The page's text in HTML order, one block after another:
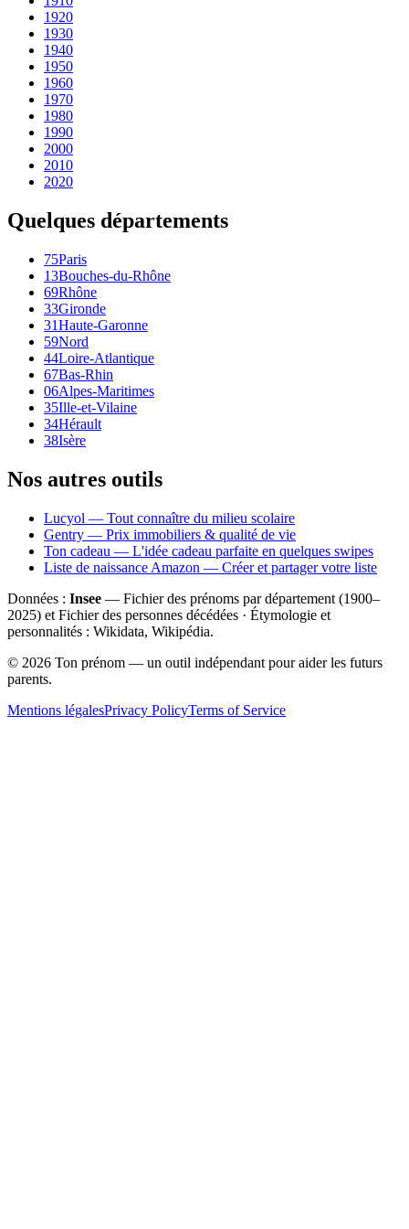
1920
1930
1940
1950
1960
1970
1980
1990
2000
2010
2020
Quelques départements
75Paris
13Bouches-du-Rhône
69Rhône
33Gironde
31Haute-Garonne
59Nord
44Loire-Atlantique
67Bas-Rhin
06Alpes-Maritimes
35Ille-et-Vilaine
34Hérault
38Isère
Nos autres outils
Lucyol — Tout connaître du milieu scolaire
Gentry — Prix immobiliers & qualité de vie
Ton cadeau — L'idée cadeau parfaite en quelques swipes
Liste de naissance Amazon — Créer et partager votre liste
Données : Insee — Fichier des prénoms par département (1900–
2025) et Fichier des personnes décédées · Étymologie et
personnalités : Wikidata, Wikipédia.
© 2026 Ton prénom — un outil indépendant pour aider les futurs
parents.
Mentions légalesPrivacy PolicyTerms of Service